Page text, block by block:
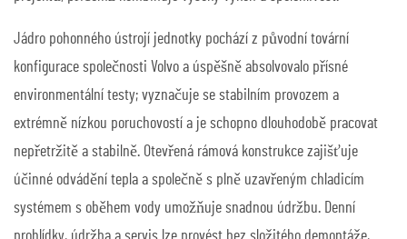
Jádro pohonného ústrojí jednotky pochází z původní tovární
konfigurace společnosti Volvo a úspěšně absolvovalo přísné
environmentální testy; vyznačuje se stabilním provozem a
extrémně nízkou poruchovostí a je schopno dlouhodobě pracovat
nepřetržitě a stabilně. Otevřená rámová konstrukce zajišťuje
účinné odvádění tepla a společně s plně uzavřeným chladicím
systémem s oběhem vody umožňuje snadnou údržbu. Denní